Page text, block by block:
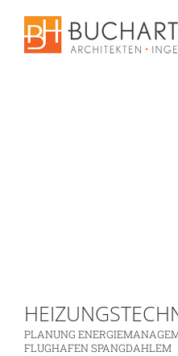
Inhalt
springen
PLANUNG
FLUGHAFEN SPANGDAHLEM